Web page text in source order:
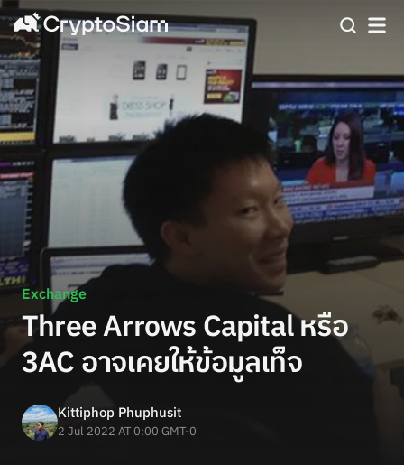
Exchange
Three Arrows Capital หรือ
3AC อาจเคยให้ข้อมูลเท็จ
Kittiphop Phuphusit
2 Jul 2022 AT 0:00 GMT-0